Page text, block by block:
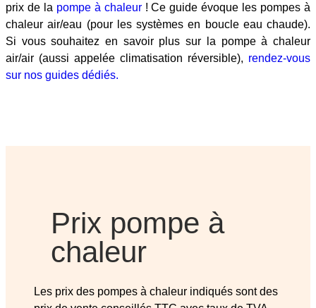
prix de la pompe à chaleur! Ce guide évoque les pompes à
chaleur air/eau (pour les systèmes en boucle eau chaude).
Si vous souhaitez en savoir plus sur la pompe à chaleur
air/air (aussi appelée climatisation réversible), rendez-vous
sur nos guides dédiés.
Prix pompe à
chaleur
Les prix des pompes à chaleur indiqués sont des